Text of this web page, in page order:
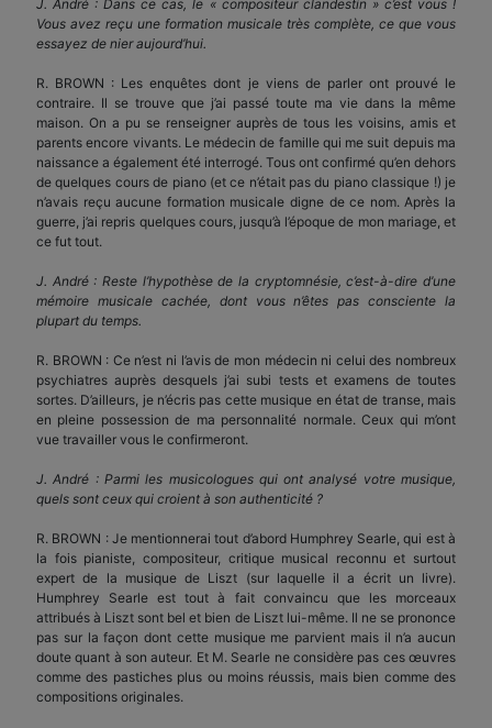
J. André : Dans ce cas, le « compositeur clandestin » c’est vous !
Vous avez reçu une formation musicale très complète, ce que vous
essayez de nier aujourd’hui.
R. BROWN : Les enquêtes dont je viens de parler ont prouvé le
contraire. Il se trouve que j’ai passé toute ma vie dans la même
maison. On a pu se renseigner auprès de tous les voisins, amis et
parents encore vivants. Le médecin de famille qui me suit depuis ma
naissance a également été interrogé. Tous ont confirmé qu’en dehors
de quelques cours de piano (et ce n’était pas du piano classique !) je
n’avais reçu aucune formation musicale digne de ce nom. Après la
guerre, j’ai repris quelques cours, jusqu’à l’époque de mon mariage, et
ce fut tout.
J. André : Reste l’hypothèse de la cryptomnésie, c’est-à-dire d’une
mémoire musicale cachée, dont vous n’êtes pas consciente la
plupart du temps.
R. BROWN : Ce n’est ni l’avis de mon médecin ni celui des nombreux
psychiatres auprès desquels j’ai subi tests et examens de toutes
sortes. D’ailleurs, je n’écris pas cette musique en état de transe, mais
en pleine possession de ma personnalité normale. Ceux qui m’ont
vue travailler vous le confirmeront.
J. André : Parmi les musicologues qui ont analysé votre musique,
quels sont ceux qui croient à son authenticité ?
R. BROWN : Je mentionnerai tout d’abord Humphrey Searle, qui est à
la fois pianiste, compositeur, critique musical reconnu et surtout
expert de la musique de Liszt (sur laquelle il a écrit un livre).
Humphrey Searle est tout à fait convaincu que les morceaux
attribués à Liszt sont bel et bien de Liszt lui-même. Il ne se prononce
pas sur la façon dont cette musique me parvient mais il n’a aucun
doute quant à son auteur. Et M. Searle ne considère pas ces œuvres
comme des pastiches plus ou moins réussis, mais bien comme des
compositions originales.